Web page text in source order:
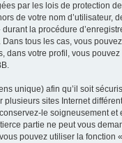
par les lois de protection
de votre nom d’utilisateur,
la procédure
tous les cas, vous
dans votre profil, vous
unique) afin qu’il soit
sites Internet
le soigneusement
partie ne peut vous
pouvez utiliser la fonction